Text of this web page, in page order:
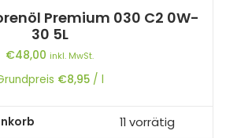
Premium 030 C2 0W-
30 5L
€48,00 inkl. MwSt.
€8,95/ l
11 vorrätig